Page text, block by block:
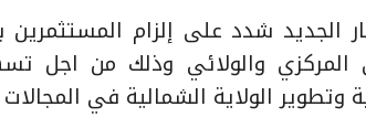
الجديد شدد على إلزام المستثمرين
المركزي والولائي وذلك من اجل
الولاية الشمالية في